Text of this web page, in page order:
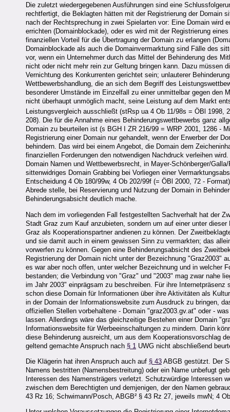
Die zuletzt wiedergegebenen Ausführungen sind eine
rechtfertigt, die Beklagten hätten mit der Registrierung der Domain
nach der Rechtsprechung in zwei Spielarten vor: Eine Domain wird
errichten (Domainblockade), oder es wird mit der Registrierung
finanziellen Vorteil für die Übertragung der Domain zu erlangen
Domainblockade als auch die Domainvermarktung sind Fälle des
vor, wenn ein Unternehmer durch das Mittel der Behinderung des
nicht oder nicht mehr rein zur Geltung bringen kann. Dazu müssen
Vernichtung des Konkurrenten gerichtet sein; unlauterer
Wettbewerbshandlung, die an sich dem Begriff des
besonderer Umstände im Einzelfall zu einer unmittelbar gegen den
nicht überhaupt unmöglich macht, seine Leistung auf dem Markt
Leistungsvergleich ausschließt (stRsp ua 4 Ob 11/98s = ÖBl 1998,
208). Die für die Annahme eines Behinderungswettbewerbs ganz
Domain zu beurteilen ist (s BGH I ZR 216/99 = WRP 2001, 1286 -
Registrierung einer Domain nur gehandelt, wenn der Erwerber der
behindern. Das wird bei einem Angebot, die Domain dem
finanziellen Forderungen den notwendigen Nachdruck verleihen
Domain Namen und Wettbewerbsrecht, in Mayer-Schönberger/
sittenwidriges Domain Grabbing bei Vorliegen einer
Entscheidung 4 Ob 180/99w, 4 Ob 202/99f (= ÖBl 2000, 72 -
Abrede stelle, bei Reservierung und Nutzung der Domain in
Behinderungsabsicht deutlich mache.
Nach dem im vorliegenden Fall festgestellten Sachverhalt hat der
Stadt Graz zum Kauf anzubieten, sondern um auf einer unter
Graz als Kooperationspartner andienen zu können. Der
und sie damit auch in einem gewissen Sinn zu vermarkten; das
vorwerfen zu können. Gegen eine Behinderungsabsicht des
Registrierung der Domain nicht unter der Bezeichnung "Graz2003"
es war aber noch offen, unter welcher Bezeichnung und in welcher
bestanden; die Verbindung von "Graz" und "2003" mag zwar nahe
im Jahr 2003" einprägsam zu beschreiben. Für ihre
schon diese Domain für Informationen über ihre Aktivitäten als
in der Domain der Informationswebsite zum Ausdruck zu bringen,
offiziellen Stellen vorbehaltene - Domain "graz2003.gv.at" oder -
lassen. Allerdings wäre das gleichzeitige Bestehen einer Domain
Informationswebsite für Werbeeinschaltungen zu mindern. Darin
diese Behinderung ausreicht, um aus dem Kooperationsvorschlag
geltend gemachte Anspruch nach § 1 UWG nicht abschließend
Die Klägerin hat ihren Anspruch auch auf § 43 ABGB gestützt. Der
Namens bestritten (Namensbestreitung) oder ein Name unbefugt
Interessen des Namensträgers verletzt. Schutzwürdige Interessen
zwischen dem Berechtigten und demjenigen, der den Namen
43 Rz 16; Schwimann/Posch, ABGB² § 43 Rz 27, jeweils mwN; 4